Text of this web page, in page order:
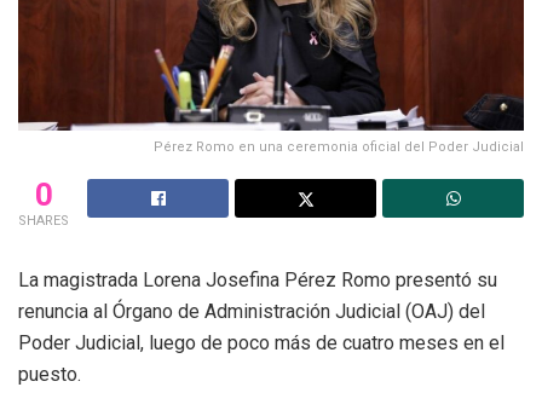
Pérez Romo en una ceremonia oficial del Poder Judicial
0
SHARES
La magistrada Lorena Josefina Pérez Romo presentó su
renuncia al Órgano de Administración Judicial (OAJ) del
Poder Judicial, luego de poco más de cuatro meses en el
puesto.